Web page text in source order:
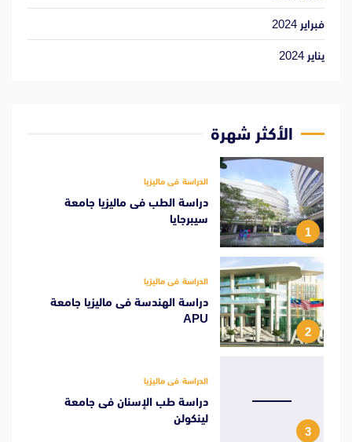
فبراير 2024
يناير 2024
الأكثر شهرة
1
الدراسة فى ماليزيا
دراسة الطب فى ماليزيا جامعة
سيبرجايا
2
الدراسة فى ماليزيا
دراسة الهندسة فى ماليزيا جامعة
APU
3
الدراسة فى ماليزيا
دراسة طب الإسنان فى جامعة
لينكولن